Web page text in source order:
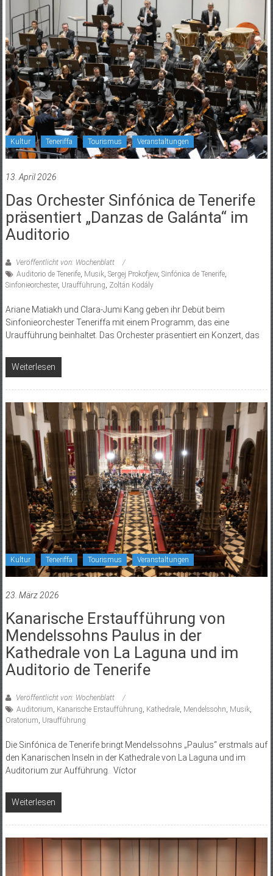
Kultur Teneriffa Tourismus Veranstaltungen
13. April 2026
Das Orchester Sinfónica de Tenerife
präsentiert „Danzas de Galánta“ im
Auditorio
Veröffentlicht von: Wochenblatt
Auditorio de Tenerife, Musik, Sergej Prokofjew, Sinfónica de Tenerife,
Sinfonieorchester, Uraufführung Zoltán Kodály
Ariane Matiakh und Clara-Jumi Kang geben ihr Debüt beim
Sinfonieorchester Teneriffa mit einem Programm, das eine
Uraufführung beinhaltet. Das Orchester präsentiert ein Konzert, das
Weiterlesen
Kultur Teneriffa Tourismus Veranstaltungen
23. März 2026
Kanarische Erstaufführung von
Mendelssohns Paulus in der
Kathedrale von La Laguna und im
Auditorio de Tenerife
Veröffentlicht von: Wochenblatt
Auditorium, Kanarische Erstaufführung, Kathedrale, Mendelssohn, Musik,
Oratorium, Uraufführung
Die Sinfónica de Tenerife bringt Mendelssohns „Paulus“ erstmals auf
den Kanarischen Inseln in der Kathedrale von La Laguna und im
Auditorium zur Aufführung. Víctor
Weiterlesen